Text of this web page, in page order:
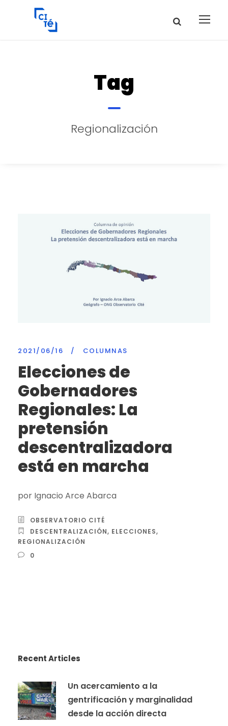
Tag
Regionalización
2021/06/16 / COLUMNAS
Elecciones de
Gobernadores
Regionales: La
pretensión
descentralizadora
está en marcha
por Ignacio Arce Abarca
OBSERVATORIO CITÉ
DESCENTRALIZACIÓN, ELECCIONES,
REGIONALIZACIÓN
0
Recent Articles
Un acercamiento a la
gentrificación y marginalidad
desde la acción directa